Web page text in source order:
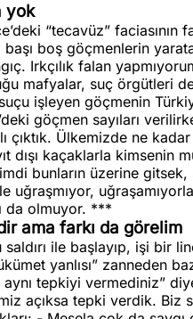
yok
“tecavüz” faciasının
boş göçmenlerin
Irkçılık falan
mafyalar, suç örgütleri
işleyen göçmenin
göçmen sayıları
çıktık. Ülkemizde ne
dışı kaçaklarla kimsenin
bunların üzerine
uğraşmıyor,
da olmuyor. ***
ama farkı da görelim
ile başlayıp, işi bir
yanlısı” zanneden
aynı tepkiyi vermediniz”
açıksa tepki verdik.